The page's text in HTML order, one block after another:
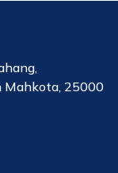
Mahkota, 25000